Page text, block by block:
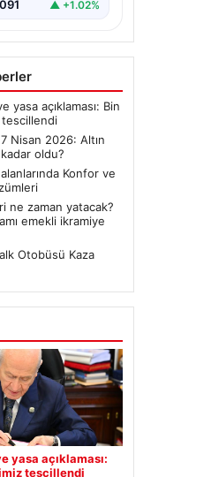
▲ +1.02%
yasa açıklaması: Bin
tescillendi
Nisan 2026: Altın
oldu?
Konfor ve
ne zaman yatacak?
emekli ikramiye
Otobüsü Kaza
yasa açıklaması:
tescillendi